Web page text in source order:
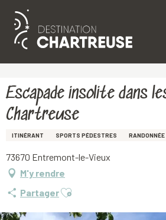
Aller
principal
Escapade insolite dans
Chartreuse
ITINÉRANT SPORTS PÉDESTRES
73670 Entremont-le-Vieux
M'y rendre
PartagerAjouter aux favoris